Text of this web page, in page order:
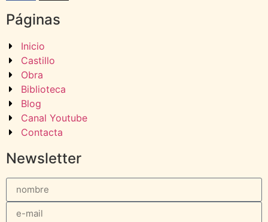
Páginas
Inicio
Castillo
Obra
Biblioteca
Blog
Canal Youtube
Contacta
Newsletter